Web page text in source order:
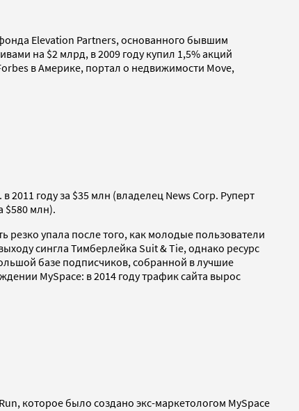
Elevation Partners, основанного бывшим
на $2 млрд, в 2009 году купил 1,5% акций
в Америке, портал о недвижимости Move,
году за $35 млн (владелец News Corp. Руперт
$580 млн).
резко упала после того, как молодые пользователи
сингла Тимберлейка Suit & Tie, однако ресурс
базе подписчиков, собранной в лучшие
MySpace: в 2014 году трафик сайта вырос
которое было создано экс-маркетологом MySpace